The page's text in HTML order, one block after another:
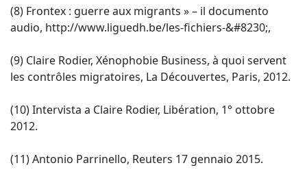
(8) Frontex : guerre aux migrants » – il documento
audio, http://www.liguedh.be/les-fichiers-&#8230;,
(9) Claire Rodier, Xénophobie Business, à quoi servent
les contrôles migratoires, La Découvertes, Paris, 2012.
(10) Intervista a Claire Rodier, Libération, 1° ottobre
2012.
(11) Antonio Parrinello, Reuters 17 gennaio 2015.